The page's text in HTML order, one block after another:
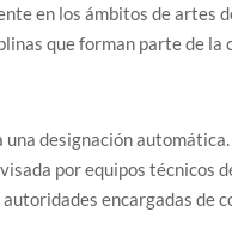
en los ámbitos de artes
que forman parte de la
designación
por equipos
encargadas de